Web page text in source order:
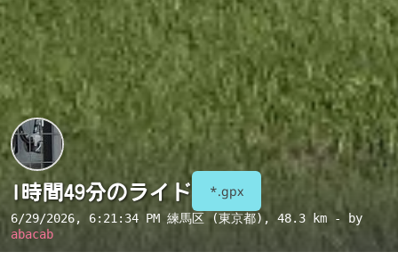
1時間49分のライド *.gpx
6/29/2026, 6:21:34 PM 練馬区 (東京都), 48.3 km - by
abacab